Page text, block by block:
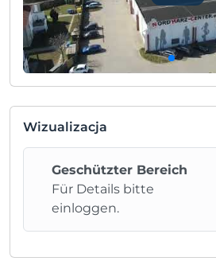
Wizualizacja
Geschützter Bereich
Für Details bitte
einloggen.